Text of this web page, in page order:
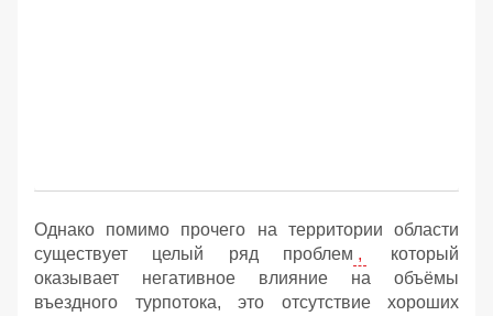
Однако помимо прочего на территории области
существует целый ряд проблем ,
который
оказывает негативное влияние на объёмы
въездного турпотока, это отсутствие хороших